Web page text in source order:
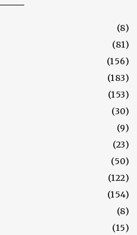
(8)
(81)
(156)
(183)
(153)
(30)
(9)
(23)
(50)
(122)
(154)
(8)
(15)